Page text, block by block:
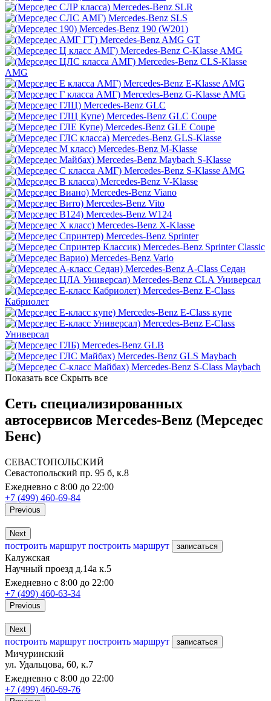
Mercedes-Benz SLR
Mercedes-Benz SLS
Mercedes-Benz 190 (W201)
Mercedes-Benz AMG GT
Mercedes-Benz C-Klasse AMG
Mercedes-Benz CLS-Klasse
AMG
Mercedes-Benz E-Klasse AMG
Mercedes-Benz G-Klasse AMG
Mercedes-Benz GLC
Mercedes-Benz GLC Coupe
Mercedes-Benz GLE Coupe
Mercedes-Benz GLS-Klasse
Mercedes-Benz M-Klasse
Mercedes-Benz Maybach S-Klasse
Mercedes-Benz S-Klasse AMG
Mercedes-Benz V-Klasse
Mercedes-Benz Viano
Mercedes-Benz Vito
Mercedes-Benz W124
Mercedes-Benz X-Klasse
Mercedes-Benz Sprinter
Mercedes-Benz Sprinter Classic
Mercedes-Benz Vario
Mercedes-Benz A-Class Седан
Mercedes-Benz CLA Универсал
Mercedes-Benz E-Class
Кабриолет
Mercedes-Benz E-Class купе
Mercedes-Benz E-Class
Универсал
Mercedes-Benz GLB
Mercedes-Benz GLS Maybach
Mercedes-Benz S-Class Maybach
Показать все Скрыть все
Сеть специализированных
автосервисов Mercedes-Benz (Мерседес
Бенс)
СЕВАСТОПОЛЬСКИЙ
Севастопольский пр. 95 б, к.8
Ежедневно с 8:00 до 22:00
+7 (499) 460-69-84
Previous
Next
построить маршрут построить маршрут записаться
Калужская
Научный проезд д.14а к.5
Ежедневно с 8:00 до 22:00
+7 (499) 460-63-34
Previous
Next
построить маршрут построить маршрут записаться
Мичуринский
ул. Удальцова, 60, к.7
Ежедневно с 8:00 до 22:00
+7 (499) 460-69-76